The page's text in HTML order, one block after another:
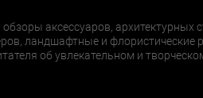
аксессуаров, архитектурных
ландшафтные и
об увлекательном и